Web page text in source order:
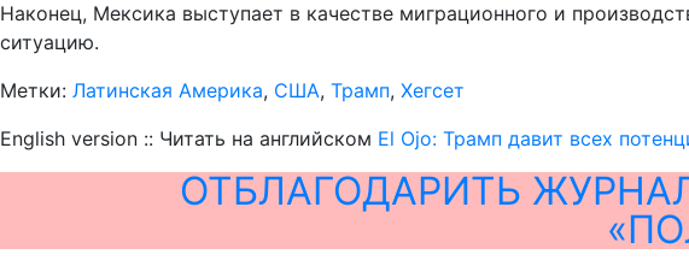
Наконец, Мексика выступает в качестве миграционного и
ситуацию.
Метки: Латинская Америка, США, Трамп, Хегсет
English version :: Читать на английском El Ojo: Трамп давит всех
ОТБЛАГОДАРИТЬ